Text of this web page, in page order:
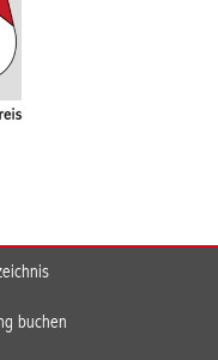
buchen